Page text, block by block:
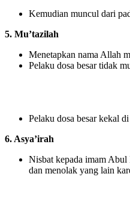
Kemudian muncul dari
5. Mu’tazilah
Menetapkan nama Allah
Pelaku dosa besar tidak
Pelaku dosa besar kekal
6.Asya’irah
Nisbat kepada imam
dan menolak yang lain